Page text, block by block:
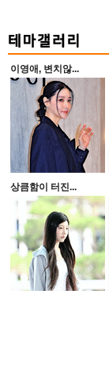
이영애, 변치않...
상큼함이 터진...